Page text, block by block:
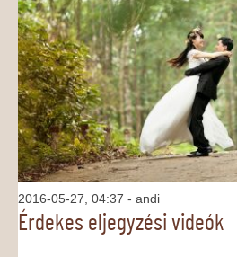
2016-05-27, 04:37 - andi
Érdekes eljegyzési videók